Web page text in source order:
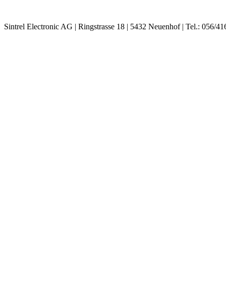
Sintrel Electronic AG | Ringstrasse 18 | 5432 Neuenhof | Tel.: 056/